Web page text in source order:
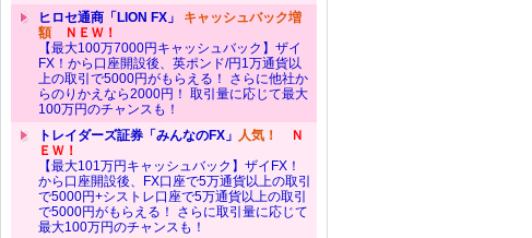
ヒロセ通商「LION FX」 キャッシュバック増
額ＮＥＷ！
【最大100万7000円キャッシュバック】ザイ
FX！から口座開設後、英ポンド/円1万通貨以
上の取引で5000円がもらえる！ さらに他社か
らのりかえなら2000円！ 取引量に応じて最大
100万円のチャンスも！
トレイダーズ証券「みんなのFX」 人気！
Ｎ
ＥＷ！
【最大101万円キャッシュバック】ザイFX！
から口座開設後、FX口座で5万通貨以上の取引
で5000円+シストレ口座で5万通貨以上の取引
で5000円がもらえる！ さらに取引量に応じて
最大100万円のチャンスも！